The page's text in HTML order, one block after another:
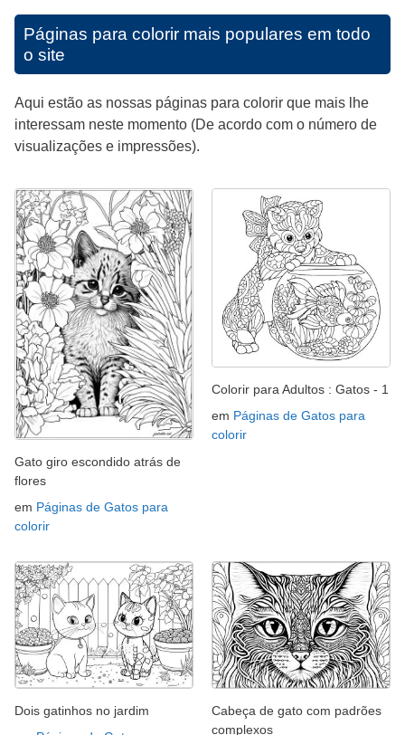
Páginas para colorir mais populares em todo
o site
Aqui estão as nossas páginas para colorir que mais lhe
interessam neste momento (De acordo com o número de
visualizações e impressões).
Gato giro escondido atrás de
flores
em Páginas de Gatos para
colorir
Colorir para Adultos : Gatos - 1
em Páginas de Gatos para
colorir
Dois gatinhos no jardim
Cabeça de gato com padrões
complexos